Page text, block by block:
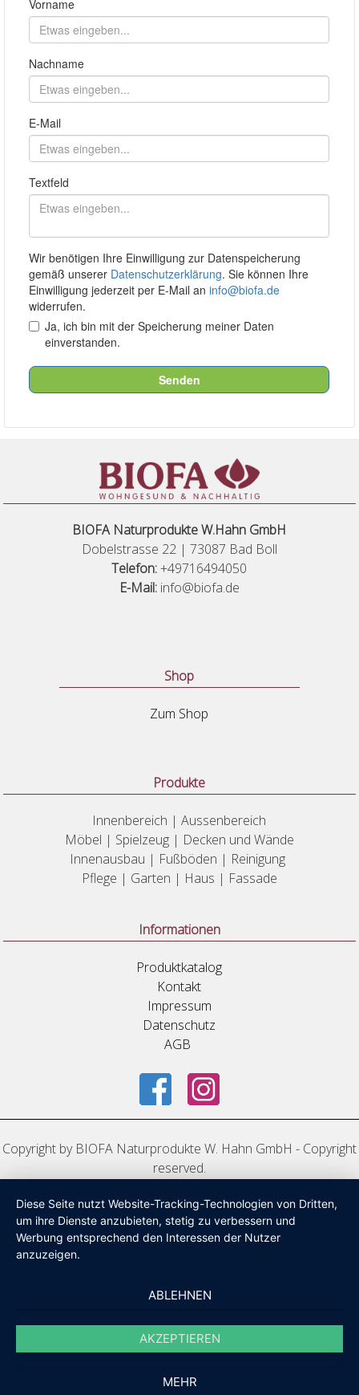
BIOFA Naturprodukte W.Hahn GmbH
Dobelstrasse 22 | 73087 Bad Boll
Telefon:+49716494050
E-Mail: info@biofa.de
Shop
Zum Shop
Produkte
Innenbereich | Aussenbereich
Möbel | Spielzeug | Decken und Wände
Innenausbau | Fußböden | Reinigung
Pflege | Garten | Haus | Fassade
Informationen
Produktkatalog
Kontakt
Impressum
Datenschutz
AGB
Copyright by BIOFA Naturprodukte W. Hahn GmbH - Copyright
reserved.
Diese Seite nutzt Website-Tracking-Technologien von Dritten,
um ihre Dienste anzubieten, stetig zu verbessern und
Werbung entsprechend den Interessen der Nutzer
anzuzeigen.
ABLEHNEN
AKZEPTIEREN
MEHR